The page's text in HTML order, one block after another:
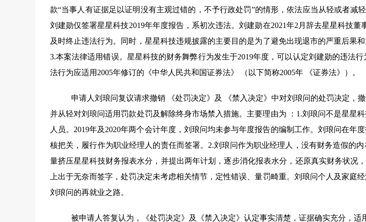
款“当事人有证据足以证明没有主观过错的，不予行政处罚”的情形，依法应当从轻或者减轻
刘建勋仅签署星星科技2019年年度报告，系初次违法。刘建勋在2021年2月辞去星星科技董
及时终止违法行为。同时，星星科技违规披露的主要目的是为了避免出现退市的严重后果
3.本案法律适用错误。星星科技的财务舞弊行为发生于2019年度，可以认定刘建勋的违法
法行为应适用2005年修订的《中华人民共和国证券法》 （以下简称2005年 《证券法》）。
申请人刘琅问复议请求撤销 《处罚决定》及 《禁入决定》中对刘琅问的处罚决定，
并从轻对刘琅问适用罚款处罚及解除终身市场禁入措施。主要理由为 ： 1.刘琅问不是星星
人员。2019年及2020年两个会计年度，刘琅问均未参与年度报告的编制工作。刘琅问在年
核把关，履行作为职业经理人的责任而签署。2.刘琅问作为职业经理人，没有财务造假的
量挤压星星科技财务报表水分，并提出两年计划，逐步消化报表水分，还原真实财务状况
上出于无奈而签字，处罚决定未考虑相关情节，定性错误、量罚畸重。刘琅问个人及家庭
刘琅问的再就业之路。
被申请人答复认为，《处罚决定》及《禁入决定》认定事实清楚，证据确实充分，适